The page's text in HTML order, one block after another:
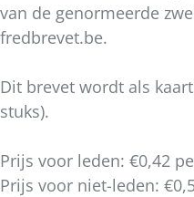
van de genormeerde
fredbrevet.be.
Dit brevet wordt als
stuks).
Prijs voor leden: €0,42
Prijs voor niet-leden: